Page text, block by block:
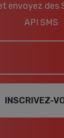
envoyez des
API SMS
INSCRIVEZ-